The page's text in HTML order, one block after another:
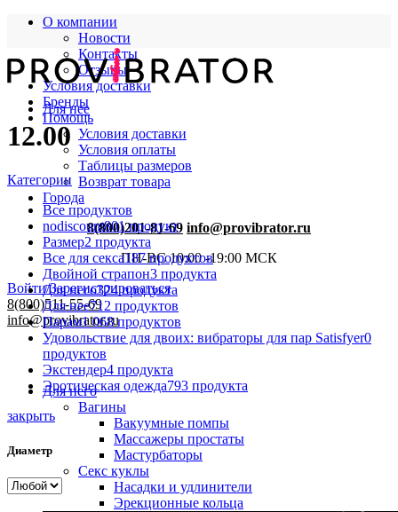
О компании
Новости
Контакты
Отзывы
Условия доставки
Бренды
Помощь
Условия доставки
Условия оплаты
Таблицы размеров
Возврат товара
Города
8(800)201-81-69 info@provibrator.ru
ПН-ВС 10:00 -19:00 МСК
Войти/Зарегистрироваться
8(800)511-55-69
info@provibrator.ru
Для нее
Для него
Вагины
Вакуумные помпы
Массажеры простаты
Мастурбаторы
Секс куклы
Насадки и удлинители
Эрекционные кольца
12.00
Категории
Все продуктов
nodiscount801 продукт
Размер2 продукта
Все для секса187 продуктов
Двойной страпон3 продукта
Для него324 продукта
Для нее712 продуктов
Парам1 068 продуктов
Удовольствие для двоих: вибраторы для пар Satisfyer0
продуктов
Экстендер4 продукта
Эротическая одежда793 продукта
закрыть
Диаметр